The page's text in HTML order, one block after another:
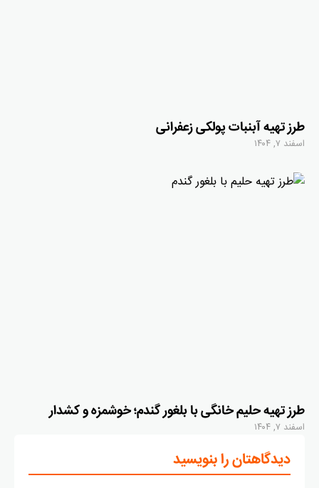
طرز تهیه آبنبات پولکی زعفرانی
اسفند ۷, ۱۴۰۴
طرز تهیه حلیم خانگی با بلغور گندم؛ خوشمزه و کشدار
اسفند ۷, ۱۴۰۴
دیدگاهتان را بنویسید